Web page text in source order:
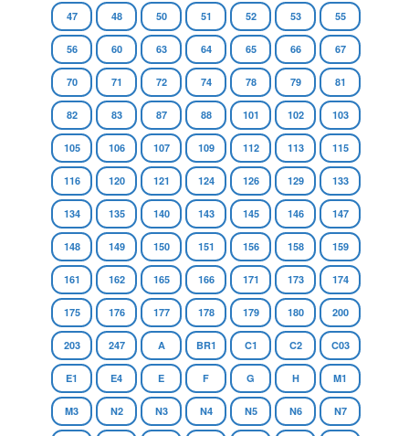
47 48 50 51 52 53 55
56 60 63 64 65 66 67
70 71 72 74 78 79 81
82 83 87 88 101 102 103
105 106 107 109 112 113 115
116 120 121 124 126 129 133
134 135 140 143 145 146 147
148 149 150 151 156 158 159
161 162 165 166 171 173 174
175 176 177 178 179 180 200
203 247 A BR1 C1 C2 C03
E1 E4 E F G H M1
M3 N2 N3 N4 N5 N6 N7